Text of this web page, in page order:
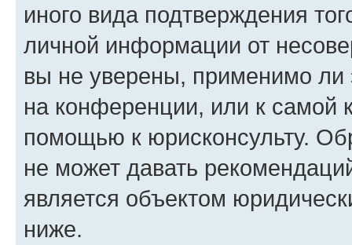
иного вида подтверждения
личной информации от
вы не уверены, применимо ли
на конференции, или к самой
помощью к юрисконсульту.
не может давать
является объектом
ниже.